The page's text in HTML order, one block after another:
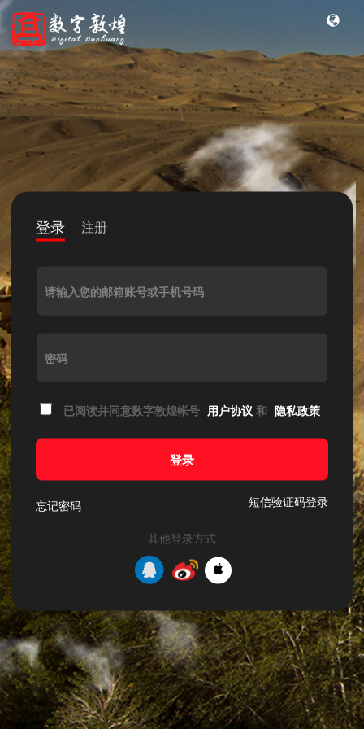
登录 注册
请输入您的邮箱账号或手机号码
密码
已阅读并同意数字敦煌帐号 用户协议 和 隐私政策
登录
忘记密码 短信验证码登录
其他登录方式